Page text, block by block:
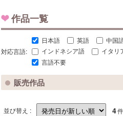
作品一覧
対応言語:
日本語 英語
中国
インドネシア語
イタリ
言語不要
販売作品
並び替え : 4